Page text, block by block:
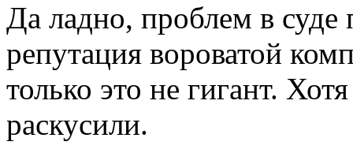
Да ладно, проблем в суде
репутация вороватой
только это не гигант.
раскусили.